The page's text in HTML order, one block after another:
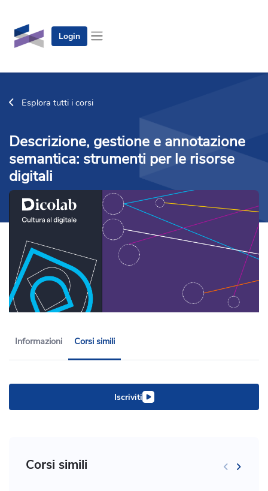
Login
Esplora tutti i corsi
Descrizione, gestione e annotazione
semantica: strumenti per le risorse
digitali
Informazioni Corsi simili
Iscriviti
Corsi simili